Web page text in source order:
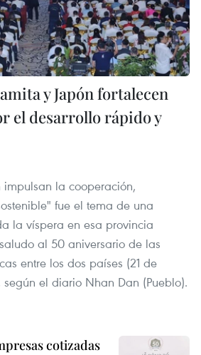
y Japón fortalecen
el desarrollo rápido y
la cooperación,
fue el tema de una
la víspera en esa provincia
al 50 aniversario de las
entre los dos países (21 de
según el diario Nhan Dan (Pueblo).
cotizadas